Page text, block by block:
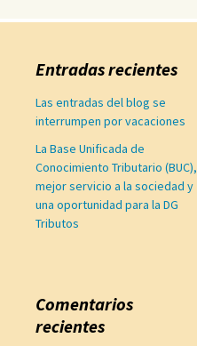
Entradas recientes
Las entradas del blog se
interrumpen por vacaciones
La Base Unificada de
Conocimiento Tributario (BUC),
mejor servicio a la sociedad y
una oportunidad para la DG
Tributos
Comentarios
recientes